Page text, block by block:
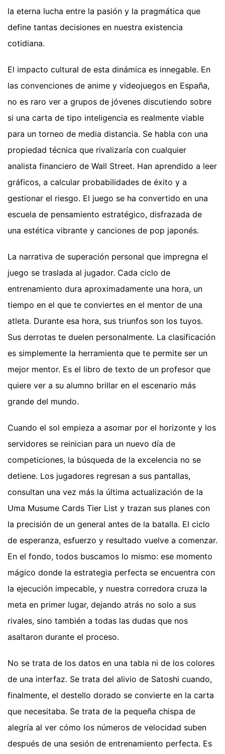
la eterna lucha entre la pasión y la pragmática que
define tantas decisiones en nuestra existencia
cotidiana.
El impacto cultural de esta dinámica es innegable. En
las convenciones de anime y videojuegos en España,
no es raro ver a grupos de jóvenes discutiendo sobre
si una carta de tipo inteligencia es realmente viable
para un torneo de media distancia. Se habla con una
propiedad técnica que rivalizaría con cualquier
analista financiero de Wall Street. Han aprendido a leer
gráficos, a calcular probabilidades de éxito y a
gestionar el riesgo. El juego se ha convertido en una
escuela de pensamiento estratégico, disfrazada de
una estética vibrante y canciones de pop japonés.
La narrativa de superación personal que impregna el
juego se traslada al jugador. Cada ciclo de
entrenamiento dura aproximadamente una hora, un
tiempo en el que te conviertes en el mentor de una
atleta. Durante esa hora, sus triunfos son los tuyos.
Sus derrotas te duelen personalmente. La clasificación
es simplemente la herramienta que te permite ser un
mejor mentor. Es el libro de texto de un profesor que
quiere ver a su alumno brillar en el escenario más
grande del mundo.
Cuando el sol empieza a asomar por el horizonte y los
servidores se reinician para un nuevo día de
competiciones, la búsqueda de la excelencia no se
detiene. Los jugadores regresan a sus pantallas,
consultan una vez más la última actualización de la
Uma Musume Cards Tier List y trazan sus planes con
la precisión de un general antes de la batalla. El ciclo
de esperanza, esfuerzo y resultado vuelve a comenzar.
En el fondo, todos buscamos lo mismo: ese momento
mágico donde la estrategia perfecta se encuentra con
la ejecución impecable, y nuestra corredora cruza la
meta en primer lugar, dejando atrás no solo a sus
rivales, sino también a todas las dudas que nos
asaltaron durante el proceso.
No se trata de los datos en una tabla ni de los colores
de una interfaz. Se trata del alivio de Satoshi cuando,
finalmente, el destello dorado se convierte en la carta
que necesitaba. Se trata de la pequeña chispa de
alegría al ver cómo los números de velocidad suben
después de una sesión de entrenamiento perfecta. Es